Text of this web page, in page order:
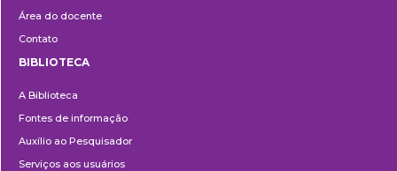
Área do docente
Contato
BIBLIOTECA
A Biblioteca
Fontes de informação
Auxílio ao Pesquisador
Serviços aos usuários